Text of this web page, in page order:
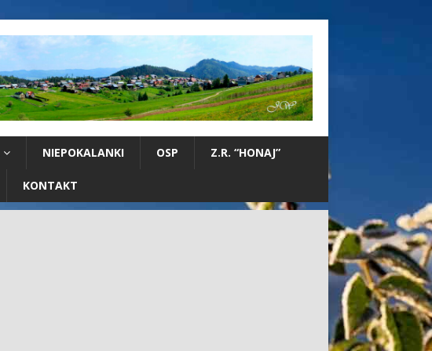
NIEPOKALANKI OSP Z.R. “HONAJ”
KONTAKT